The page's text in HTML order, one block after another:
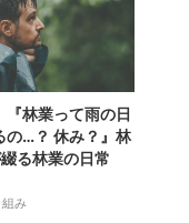
『林業って雨の日
の…？ 休み？』林
る林業の日常
み